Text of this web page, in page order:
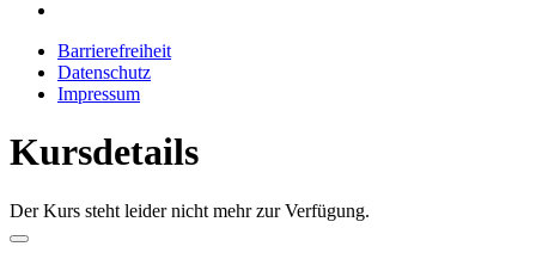
Barrierefreiheit
Datenschutz
Impressum
Kursdetails
Der Kurs steht leider nicht mehr zur Verfügung.